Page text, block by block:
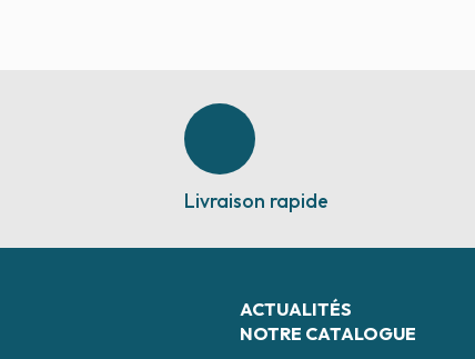
Livraison rapide
ACTUALITÉS
NOTRE CATALOGUE